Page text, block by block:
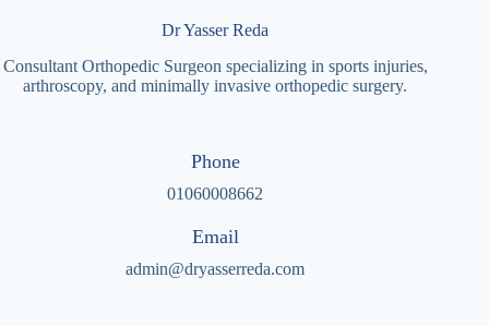
Dr Yasser Reda
Consultant Orthopedic Surgeon specializing in sports injuries,
arthroscopy, and minimally invasive orthopedic surgery.
Phone
01060008662
Email
admin@dryasserreda.com